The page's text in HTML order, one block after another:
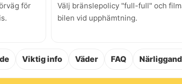
för
Välj bränslepolicy "full-full" och
bilen vid upphämtning.
Viktig info Väder FAQ